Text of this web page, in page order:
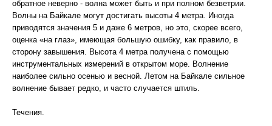
обратное неверно - волна может быть и при полном безветрии.
Волны на Байкале могут достигать высоты 4 метра. Иногда
приводятся значения 5 и даже 6 метров, но это, скорее всего,
оценка «на глаз», имеющая большую ошибку, как правило, в
сторону завышения. Высота 4 метра получена с помощью
инструментальных измерений в открытом море. Волнение
наиболее сильно осенью и весной. Летом на Байкале сильное
волнение бывает редко, и часто случается штиль.
Течения.